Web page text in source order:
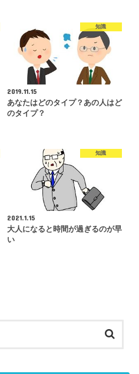
知識
2019.11.15
あなたはどのタイプ？あの人はど
のタイプ？
知識
2021.1.15
大人になると時間が過ぎるのが早
い